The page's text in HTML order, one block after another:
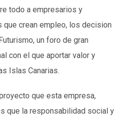
todo a empresarios y
crean empleo, los decision
un foro de gran
con el que aportar valor y
Islas Canarias.
que esta empresa,
que la responsabilidad social y